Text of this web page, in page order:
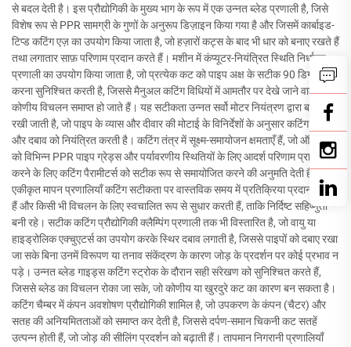
से बदल देती है। इस प्रौद्योगिकी के मुख्य भाग के रूप में एक उन्नत ब्लेड प्रणाली है, जिसे
विशेष रूप से PPR सामग्री के गुणों के अनुरूप डिज़ाइन किया गया है और जिसमें कार्बाइड-
टिप्ड कटिंग एज़ का उपयोग किया जाता है, जो हज़ारों कट्स के बाद भी धार को बनाए रखते हैं
तथा लगातार साफ़ परिणाम प्रदान करते हैं। मशीन में कंप्यूटर-नियंत्रित स्थिति निर्धारण
प्रणाली का उपयोग किया जाता है, जो प्रत्येक कट को पाइप अक्ष के सटीक 90 डिग्री पर
करना सुनिश्चित करती है, जिससे मैनुअल कटिंग विधियों में आमतौर पर देखे जाने वाले
कोणीय विचलन समाप्त हो जाते हैं। यह सटीकता उन्नत सर्वो मोटर नियंत्रण द्वारा बनाए
रखी जाती है, जो पाइप के व्यास और दीवार की मोटाई के विनिर्देशों के अनुसार कटिंग गति
और दबाव को नियंत्रित करती है। कटिंग तंत्र में सूक्ष्म-समायोजन क्षमताएँ हैं, जो ऑपरेटरों
को विभिन्न PPR पाइप ग्रेड्स और पर्यावरणीय स्थितियों के लिए आदर्श परिणाम प्राप्त
करने के लिए कटिंग पैरामीटर्स को सटीक रूप से समायोजित करने की अनुमति देती हैं।
एकीकृत मापन प्रणालियाँ कटिंग सटीकता पर वास्तविक समय में प्रतिक्रिया प्रदान करती
हैं और किसी भी विचलन के लिए स्वचालित रूप से सुधार करती हैं, ताकि निर्दिष्ट सहिष्णुता
बनी रहे। सटीक कटिंग प्रौद्योगिकी क्लैम्पिंग प्रणाली तक भी विस्तारित है, जो वायु या
हाइड्रोलिक एक्चुएटर्स का उपयोग करके स्थिर दबाव लगाती है, जिससे पाइपों को दबाए रखा
जा सके बिना उनमें विरूपण या तनाव संकेंद्रण के कारण जोड़ के प्रदर्शन पर कोई प्रभाव न
पड़े। उन्नत ब्लेड गाइड्स कटिंग स्ट्रोक के दौरान सही संरेखण को सुनिश्चित करते हैं,
जिससे ब्लेड का विचलन रोका जा सके, जो कोणीय या खुरदुरे कट का कारण बन सकता है।
कटिंग चैम्बर में कंपन अवशोषण प्रौद्योगिकी शामिल है, जो उपकरण के कंपन (चैटर) और
सतह की अनियमितताओं को समाप्त कर देती है, जिससे दर्पण-समान चिकनी कट सतहें
उत्पन्न होती हैं, जो जोड़ की सीलिंग प्रदर्शन को बढ़ाती हैं। तापमान निगरानी प्रणालियाँ